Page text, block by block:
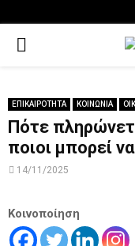
PRIMARY
ΕΠΙΚΑΙΡΟΤΗΤΑ ΚΟΙΝΩΝΙΑ
Πότε
ποιοι μπορεί
14/11/2025
Κοινοποίηση